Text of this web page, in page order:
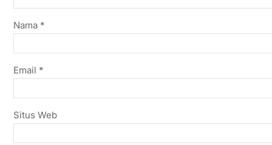
Nama *
Email *
Situs Web